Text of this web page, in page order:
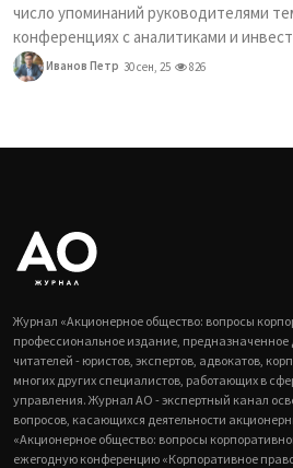
число упоминаний руководителями
конференциях с аналитиками и
Иванов Петр 30 сен, 25 826
Журнал «Акционерное общество: вопросы
профессиональное издание, предназначенное
читателей - юристов, экспертов, адвокатов,
многих других специалистов, работающих в
управления. Журнал АО - экспертный канал
вопросов, касающихся деятельности
«Акционерное общество: вопросы
ежегодную конференцию «Корпоративное